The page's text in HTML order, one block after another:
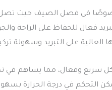
في فصل الصيف حيث تصل
فعال للحفاظ على الراحة
على التبريد وسهولة
سريع وفعال، مما يساهم
التحكم في درجة الحرارة